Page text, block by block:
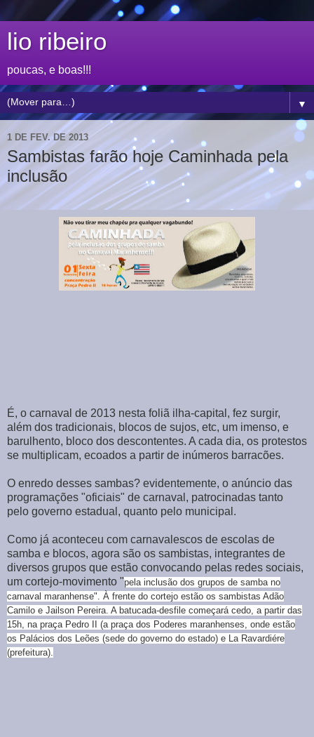
lio ribeiro
poucas, e boas!!!
▼
1 DE FEV. DE 2013
Sambistas farão hoje Caminhada pela
inclusão
É, o carnaval de 2013 nesta foliã ilha-capital, fez surgir,
além dos tradicionais, blocos de sujos, etc, um imenso, e
barulhento, bloco dos descontentes. A cada dia, os protestos
se multiplicam, ecoados a partir de inúmeros barracões.
O enredo desses sambas? evidentemente, o anúncio das
programações "oficiais" de carnaval, patrocinadas tanto
pelo governo estadual, quanto pelo municipal.
Como já aconteceu com carnavalescos de escolas de
samba e blocos, agora são os sambistas, integrantes de
diversos grupos que estão convocando pelas redes sociais,
um cortejo-movimento "pela inclusão dos grupos de samba no
carnaval maranhense". À frente do cortejo estão os sambistas Adão
Camilo e Jailson Pereira. A batucada-desfile começará cedo, a partir das
15h, na praça Pedro II (a praça dos Poderes maranhenses, onde estão
os Palácios dos Leões (sede do governo do estado) e La Ravardiére
(prefeitura).